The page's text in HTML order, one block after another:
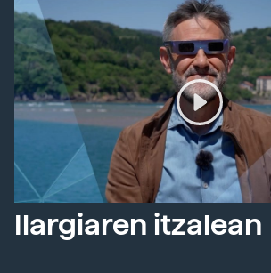
Ilargiaren itzalean